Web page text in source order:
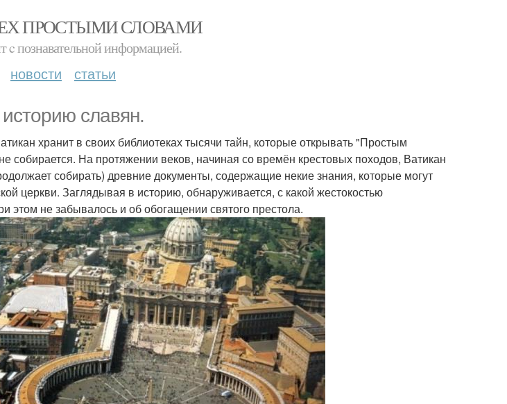
ПРОСТЫМИ СЛОВАМИ
c познавательной информацией.
новости статьи
славян.
хранит в своих библиотеках тысячи тайн, которые открывать "Простым
собирается. На протяжении веков, начиная со времён крестовых походов, Ватикан
собирать) древние документы, содержащие некие знания, которые могут
церкви. Заглядывая в историю, обнаруживается, с какой жестокостью
этом не забывалось и об обогащении святого престола.